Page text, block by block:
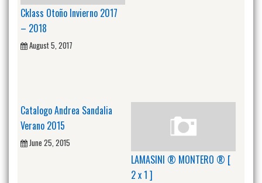
Cklass Otoño Invierno 2017
– 2018
August 5, 2017
Catalogo Andrea Sandalia
Verano 2015
June 25, 2015
LAMASINI ® MONTERO ® [
2 x 1 ]